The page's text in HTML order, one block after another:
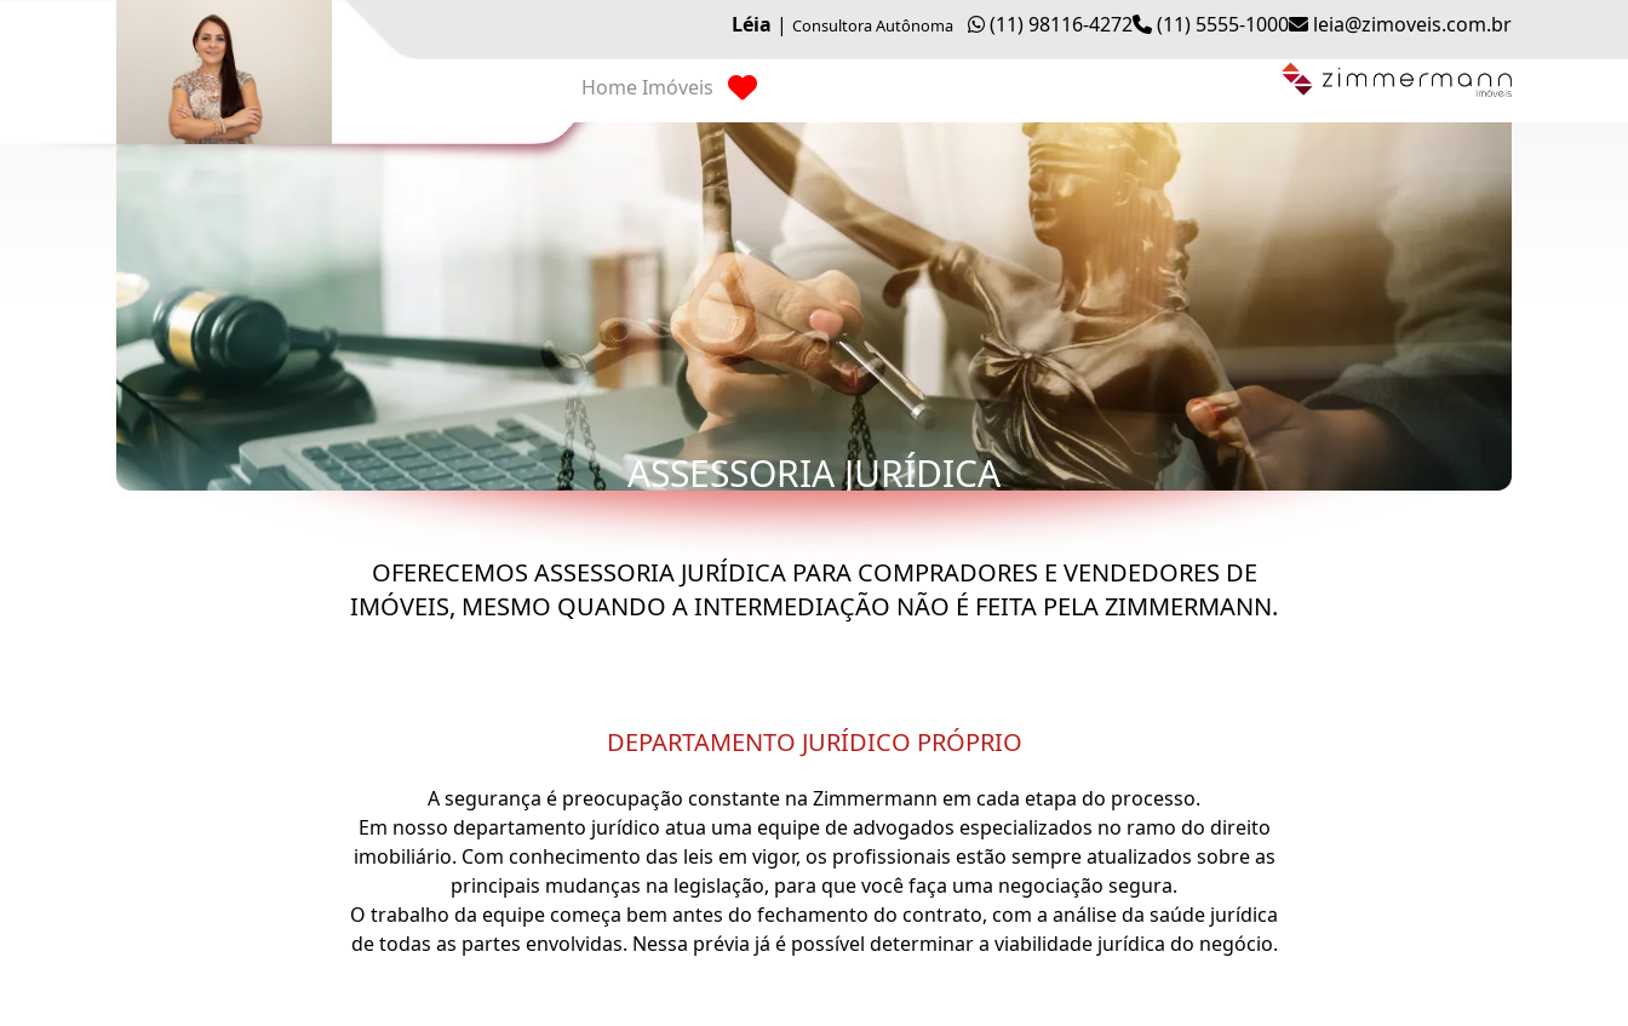
Léia | Consultora Autônoma (11) 98116-4272 (11) 5555-1000 leia@zimoveis.com.br
Home Imóveis
ASSESSORIA JURÍDICA
OFERECEMOS ASSESSORIA JURÍDICA PARA COMPRADORES E VENDEDORES DE
IMÓVEIS, MESMO QUANDO A INTERMEDIAÇÃO NÃO É FEITA PELA ZIMMERMANN.
DEPARTAMENTO JURÍDICO PRÓPRIO
A segurança é preocupação constante na Zimmermann em cada etapa do processo.
Em nosso departamento jurídico atua uma equipe de advogados especializados no ramo do direito
imobiliário. Com conhecimento das leis em vigor, os profissionais estão sempre atualizados sobre as
principais mudanças na legislação, para que você faça uma negociação segura.
O trabalho da equipe começa bem antes do fechamento do contrato, com a análise da saúde jurídica
de todas as partes envolvidas. Nessa prévia já é possível determinar a viabilidade jurídica do negócio.